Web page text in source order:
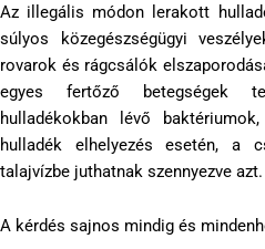
Az illegális módon lerakott
súlyos közegészségügyi
rovarok és rágcsálók
egyes fertőző betegségek
hulladékokban lévő
hulladék elhelyezés esetén, a
talajvízbe juthatnak szennyezve azt.
A kérdés sajnos mindig és